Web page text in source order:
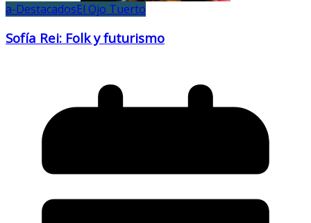
a-DestacadosEl Ojo Tuerto
Sofía Rei: Folk y futurismo